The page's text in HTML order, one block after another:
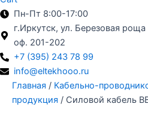
Пн-Пт 8:00-17:00
г.Иркутск, ул. Березовая роща
оф. 201-202
+7 (395) 243 78 99
info@eltekhooo.ru
Главная / Кабельно-
продукция / Силовой кабель